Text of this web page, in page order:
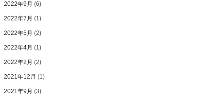
2022年9月 (6)
2022年7月 (1)
2022年5月 (2)
2022年4月 (1)
2022年2月 (2)
2021年12月 (1)
2021年9月 (3)